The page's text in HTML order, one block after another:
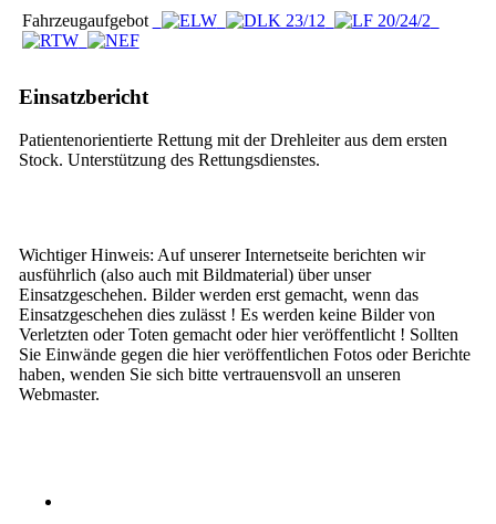
Fahrzeugaufgebot
Einsatzbericht
Patientenorientierte Rettung mit der Drehleiter aus dem ersten
Stock. Unterstützung des Rettungsdienstes.
Wichtiger Hinweis: Auf unserer Internetseite berichten wir
ausführlich (also auch mit Bildmaterial) über unser
Einsatzgeschehen. Bilder werden erst gemacht, wenn das
Einsatzgeschehen dies zulässt ! Es werden keine Bilder von
Verletzten oder Toten gemacht oder hier veröffentlicht ! Sollten
Sie Einwände gegen die hier veröffentlichen Fotos oder Berichte
haben, wenden Sie sich bitte vertrauensvoll an unseren
Webmaster.